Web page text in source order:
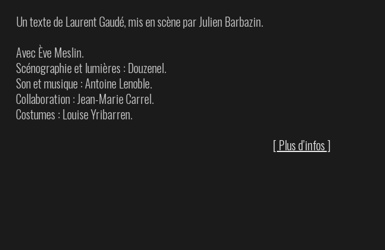
Un texte de Laurent Gaudé, mis en scène par Julien Barbazin.
Avec Ève Meslin.
Scénographie et lumières : Douzenel.
Son et musique : Antoine Lenoble.
Collaboration : Jean-Marie Carrel.
Costumes : Louise Yribarren.
[ Plus d’infos ]